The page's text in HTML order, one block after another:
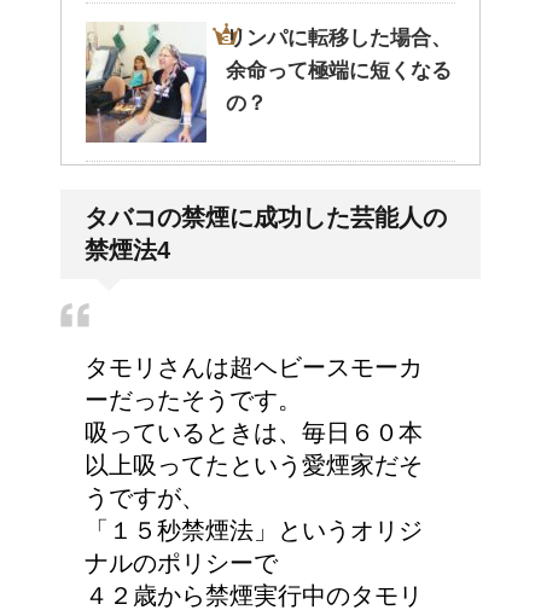
リンパに転移した場合、
余命って極端に短くなる
の？
気管支はどうなるの？
大学の成績の評価での
『優』の位置づけは？
今月はピンチかも?!給料
から引かれる税金は月に
よって違う？
タバコの禁煙に成功した芸能人の
禁煙法4
タモリさんは超ヘビースモーカ
ーだったそうです。
吸っているときは、毎日６０本
以上吸ってたという愛煙家だそ
うですが、
「１５秒禁煙法」というオリジ
ナルのポリシーで
４２歳から禁煙実行中のタモリ